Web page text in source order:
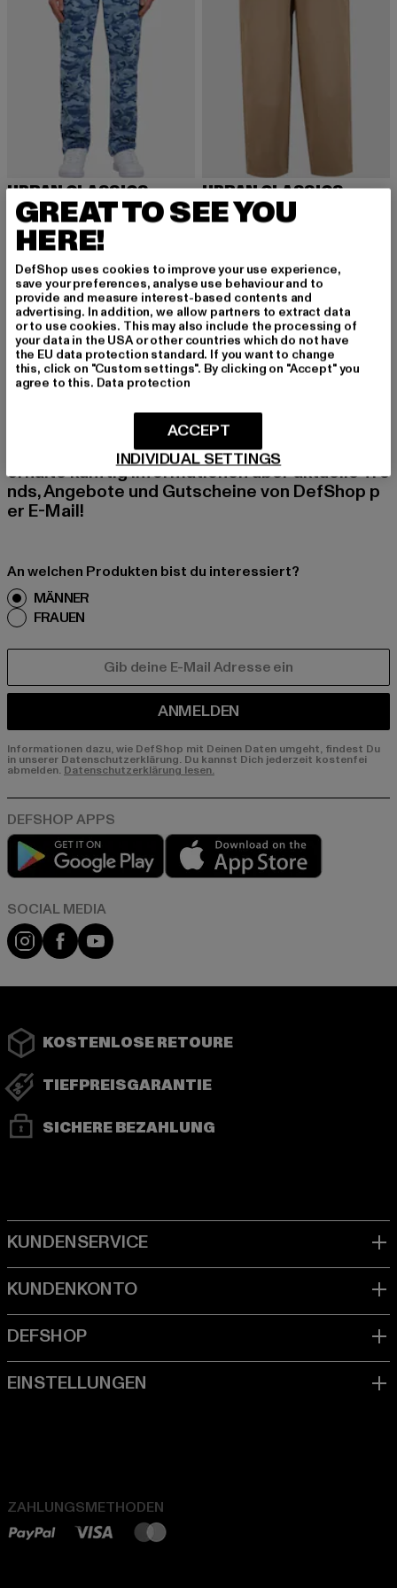
URBAN CLASSICS
Laser Camo Printed
24,00 EUR
Derzeitiger Preis: 24,00 EUR
59,99 EUR Aktionspreis: 59,99 EUR
URBAN CLASSICS
Tapered Heavy Ounce
31,99 EUR
Derzeitiger Preis: 31,99 EUR
49,99 EUR
MELDE DICH AN, UM
INSPIRIERT ZU BLEI
Melde dich hier für unseren Newsletter an und
erhalte künftig Informationen über aktuelle Tre
nds, Angebote und Gutscheine von DefShop p
er E-Mail!
An welchen Produkten bist du interessiert?
MÄNNER
FRAUEN
ANMELDEN
Informationen dazu, wie DefShop mit Deinen Daten umgeht, findest Du
in unserer Datenschutzerklärung. Du kannst Dich jederzeit kostenfei
abmelden.Datenschutzerklärung lesen.
Play market
Instagram
FacebookYouTube
KOSTENLOSE RETOURE
TIEFPREISGARANTIE
SICHERE BEZAHLUNG
ZAHLUNGSMETHODEN
GREAT TO SEE YOU
HERE!
DefShop uses cookies to improve your use experience,
save your preferences, analyse use behaviour and to
provide and measure interest-based contents and
advertising. In addition, we allow partners to extract data
or to use cookies. This may also include the processing of
your data in the USA or other countries which do not have
the EU data protection standard. If you want to change
this, click on "Custom settings". By clicking on "Accept" you
agree to this. Data protection
INDIVIDUAL SETTINGS
ACCEPT